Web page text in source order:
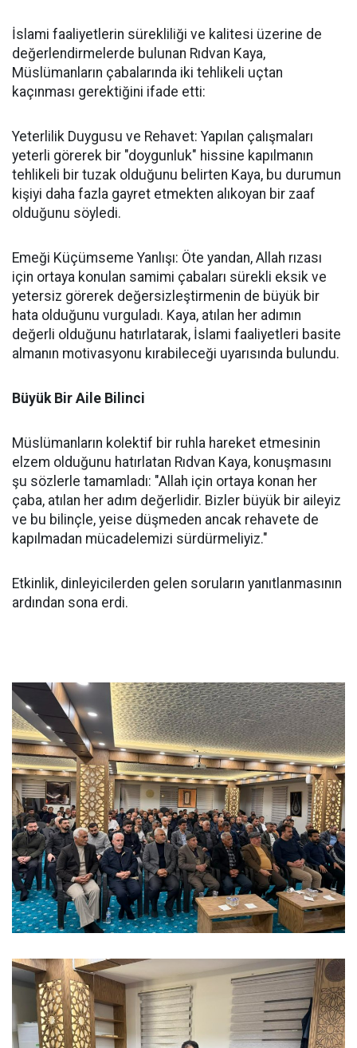
İslami faaliyetlerin sürekliliği ve kalitesi üzerine de
değerlendirmelerde bulunan Rıdvan Kaya,
Müslümanların çabalarında iki tehlikeli uçtan
kaçınması gerektiğini ifade etti:
Yeterlilik Duygusu ve Rehavet: Yapılan çalışmaları
yeterli görerek bir "doygunluk" hissine kapılmanın
tehlikeli bir tuzak olduğunu belirten Kaya, bu durumun
kişiyi daha fazla gayret etmekten alıkoyan bir zaaf
olduğunu söyledi.
Emeği Küçümseme Yanlışı: Öte yandan, Allah rızası
için ortaya konulan samimi çabaları sürekli eksik ve
yetersiz görerek değersizleştirmenin de büyük bir
hata olduğunu vurguladı. Kaya, atılan her adımın
değerli olduğunu hatırlatarak, İslami faaliyetleri basite
almanın motivasyonu kırabileceği uyarısında bulundu.
Büyük Bir Aile Bilinci
Müslümanların kolektif bir ruhla hareket etmesinin
elzem olduğunu hatırlatan Rıdvan Kaya, konuşmasını
şu sözlerle tamamladı: "Allah için ortaya konan her
çaba, atılan her adım değerlidir. Bizler büyük bir aileyiz
ve bu bilinçle, yeise düşmeden ancak rehavete de
kapılmadan mücadelemizi sürdürmeliyiz."
Etkinlik, dinleyicilerden gelen soruların yanıtlanmasının
ardından sona erdi.